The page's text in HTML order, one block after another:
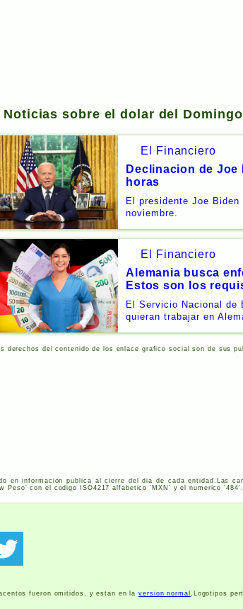
Noticias sobre el dolar del
El Financiero
Declinacion de Joe
horas
El presidente Joe
noviembre.
El Financiero
Alemania busca
Estos son los
El Servicio Nacional de
quieran trabajar en
derechos del contenido de los enlace grafico social son de sus
en informacion publica al cierre del dia de cada entidad.Las
Peso' con el codigo
ISO4217 alfabetico ' MXN ' y el numerico '484'.
fueron omitidos, y estan en laversion normal .Logotipos